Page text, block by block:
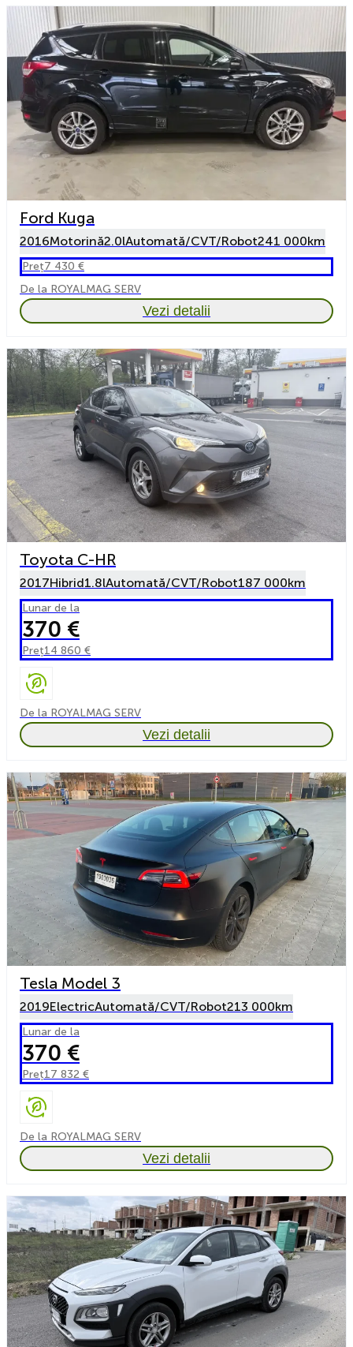
Ford Kuga
2016Motorină2.0lAutomată/CVT/Robot241 000km
Preț7 430 €
De la ROYALMAG SERV
Vezi detalii
Toyota C-HR
2017Hibrid1.8lAutomată/CVT/Robot187 000km
Lunar de la
370 €
Preț14 860 €
De la ROYALMAG SERV
Vezi detalii
Tesla Model 3
2019ElectricAutomată/CVT/Robot213 000km
Lunar de la
370 €
Preț17 832 €
De la ROYALMAG SERV
Vezi detalii